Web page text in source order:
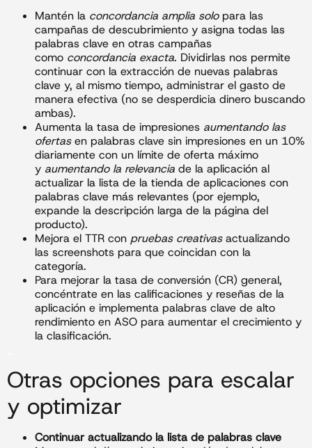
Mantén la concordancia amplia solopara las
campañas de descubrimiento y asigna todas las
palabras clave en otras campañas
como concordancia exacta. Dividirlas nos permite
continuar con la extracción de nuevas palabras
clave y, al mismo tiempo, administrar el gasto de
manera efectiva (no se desperdicia dinero buscando
ambas).
Aumenta la tasa de impresiones aumentando las
ofertasen palabras clave sin impresiones en un 10%
diariamente con un límite de oferta máximo
y aumentando la relevancia de la aplicación al
actualizar la lista de la tienda de aplicaciones con
palabras clave más relevantes (por ejemplo,
expande la descripción larga de la página del
producto).
Mejora el TTR con pruebas creativasactualizando
las screenshots para que coincidan con la
categoría.
Para mejorar la tasa de conversión (CR) general,
concéntrate en las calificaciones y reseñas de la
aplicación e implementa palabras clave de alto
rendimiento en ASO para aumentar el crecimiento y
la clasificación.
Otras opciones para escalar
y optimizar
Continuar actualizando la lista de palabras clave